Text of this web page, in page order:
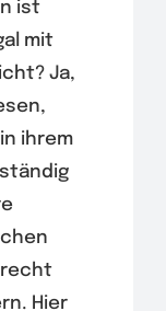
ist
mit
Ja,
ihrem
recht
Hier